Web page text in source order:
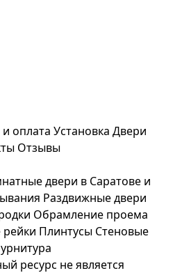
оплата Установка Двери
Отзывы
двери в Саратове и
Раздвижные двери
Обрамление проема
Плинтусы Стеновые
ресурс не является